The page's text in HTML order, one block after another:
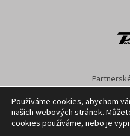
Nastavení cookies
Používáme cookies, abychom
našich webových stránek.
cookies používáme, nebo je